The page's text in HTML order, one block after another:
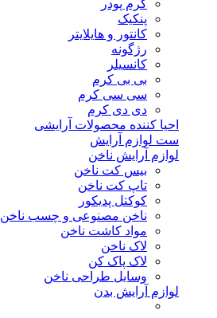
کرم پودر
پنکیک
کانتور و هایلایتر
رژگونه
کانسیلر
بی بی کرم
سی سی کرم
دی دی کرم
احیا کننده محصولات آرایشی
ست لوازم آرایش
لوازم آرایش ناخن
بیس کت ناخن
تاپ کت ناخن
کوکتل پدیکور
ناخن مصنوعی و چسب ناخن
مواد کاشت ناخن
لاک ناخن
لاک پاک کن
وسایل طراحی ناخن
لوازم آرایش بدن